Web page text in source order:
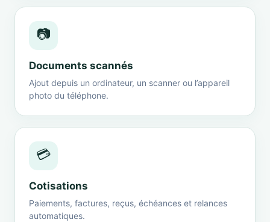
📷
Documents scannés
Ajout depuis un ordinateur, un scanner ou l’appareil
photo du téléphone.
💳
Cotisations
Paiements, factures, reçus, échéances et relances
automatiques.